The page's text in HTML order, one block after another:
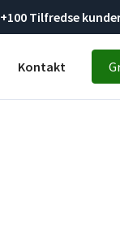
+100 Tilfredse
Kontakt